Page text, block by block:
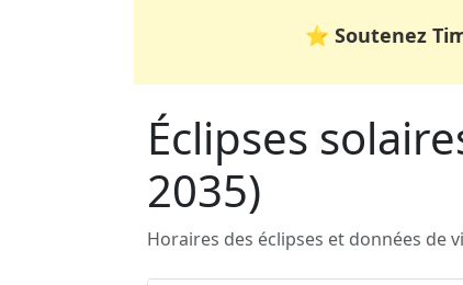
⭐ Soutenez
Éclipses
2035)
Horaires des éclipses et données de